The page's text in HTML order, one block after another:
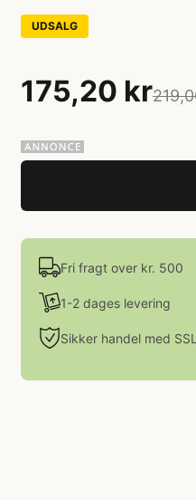
UDSALG
175,20 kr
Fri fragt over kr. 500
1-2 dages levering
Sikker handel med SSL